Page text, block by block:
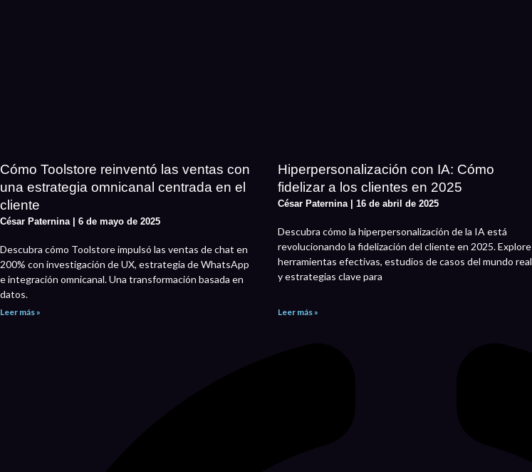
Cómo Toolstore reinventó las ventas con
una estrategia omnicanal centrada en el
cliente
César Paternina 6 de mayo de 2025
Descubra cómo Toolstore impulsó las ventas de chat en
200% con investigación de UX, estrategia de WhatsApp
e integración omnicanal. Una transformación basada en
datos.
Leer más »
Hiperpersonalización con IA: Cómo
fidelizar a los clientes en 2025
César Paternina 16 de abril de 2025
Descubra cómo la hiperpersonalización de la IA está
revolucionando la fidelización del cliente en 2025. Explore
herramientas efectivas, estudios de casos del mundo real
y estrategias clave para
Leer más »